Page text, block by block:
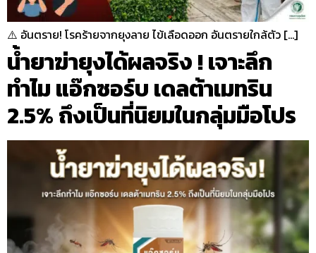
⚠️ อันตราย! โรคร้ายจากยุงลาย ไข้เลือดออก อันตรายใกล้ตัว […]
น้ำยาฆ่ายุงได้ผลจริง ! เจาะลึก
ทำไม แอ๊กซอร์บ เดลต้าเมทริน
2.5% ถึงเป็นที่นิยมในกลุ่มมือโปร